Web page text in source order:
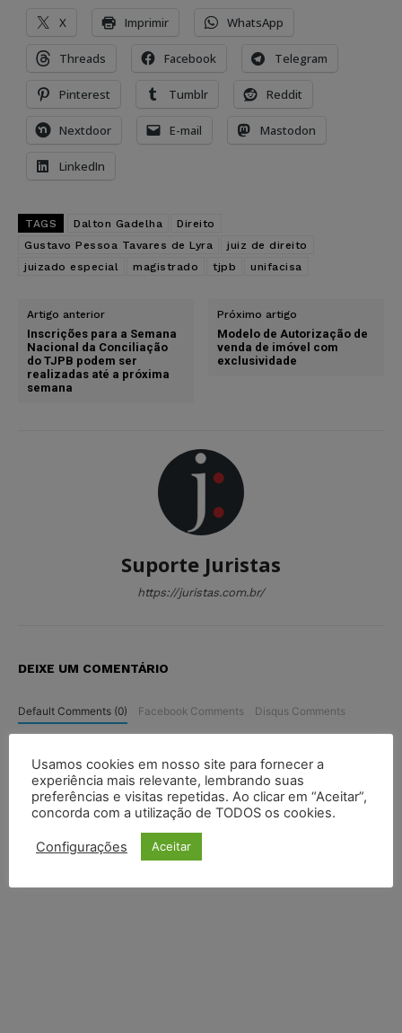
X Imprimir WhatsApp
Threads Facebook Telegram
Pinterest Tumblr Reddit
Nextdoor E-mail Mastodon
LinkedIn
TAGS Dalton Gadelha
Direito
Gustavo Pessoa Tavares de Lyra
juiz de direito
juizado especial
magistrado tjpb unifacisa
Artigo anterior
Inscrições para a Semana
Nacional da Conciliação
do TJPB podem ser
realizadas até a próxima
semana
Próximo artigo
Modelo de Autorização de
venda de imóvel com
exclusividade
Suporte Juristas
https://juristas.com.br/
DEIXE UM COMENTÁRIO
Default Comments (0) Facebook Comments Disqus Comments
Usamos cookies em nosso site para fornecer a
experiência mais relevante, lembrando suas
preferências e visitas repetidas. Ao clicar em “Aceitar”,
concorda com a utilização de TODOS os cookies.
Configurações Aceitar